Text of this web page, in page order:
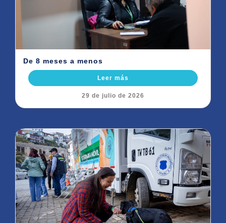
De 8 meses a menos
Leer más
29 de julio de 2026